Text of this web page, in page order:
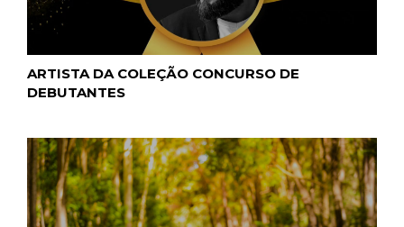
ARTISTA DA COLEÇÃO CONCURSO DE
DEBUTANTES